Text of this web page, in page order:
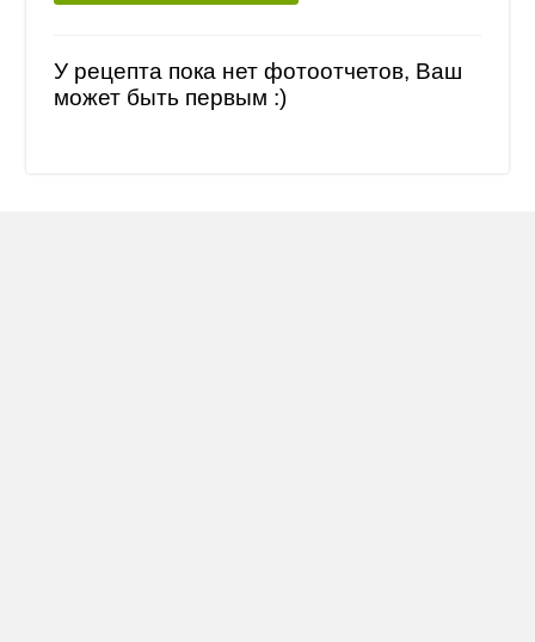
У рецепта пока нет фотоотчетов, Ваш
может быть первым :)